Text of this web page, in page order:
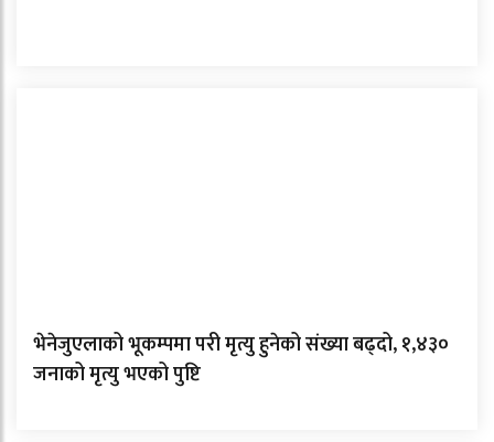
भेनेजुएलाको भूकम्पमा परी मृत्यु हुनेको संख्या बढ्दो, १,४३०
जनाको मृत्यु भएको पुष्टि